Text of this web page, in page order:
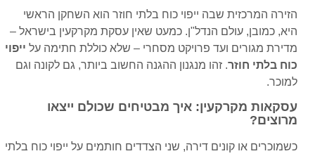
הזירה המרכזית שבה ייפוי כוח בלתי חוזר הוא השחקן הראשי
היא, כמובן, עולם הנדל"ן. כמעט שאין עסקת מקרקעין בישראל –
מדירת מגורים ועד פרויקט מסחרי – שלא כוללת חתימה על ייפוי
כוח בלתי חוזר. זהו מנגנון ההגנה החשוב ביותר, גם לקונה וגם
למוכר.
עסקאות מקרקעין: איך מבטיחים שכולם ייצאו
מרוצים?
כשמוכרים או קונים דירה, שני הצדדים חותמים על ייפוי כוח בלתי